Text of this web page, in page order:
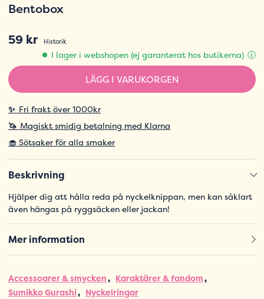
Bentobox
59 kr
Historik
I lager i webshopen (ej garanterat hos butikerna)
LÄGG I VARUKORGEN
✨ Fri frakt över 1000kr
🦄 Magiskt smidig betalning med Klarna
🧁 Sötsaker för alla smaker
Beskrivning
Hjälper dig att hålla reda på nyckelknippan, men kan såklart
även hängas på ryggsäcken eller jackan!
Mer information
Accessoarer & smycken
Karaktärer & fandom
Sumikko Gurashi
Nyckelringar